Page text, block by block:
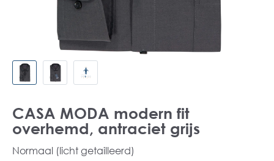
CASA MODA modern fit
overhemd, antraciet grijs
Normaal (licht getailleerd)